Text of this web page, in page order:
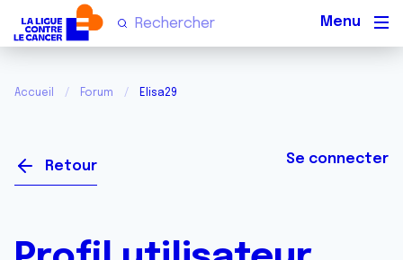
Accueil Forum Elisa29
Retour Se connecter